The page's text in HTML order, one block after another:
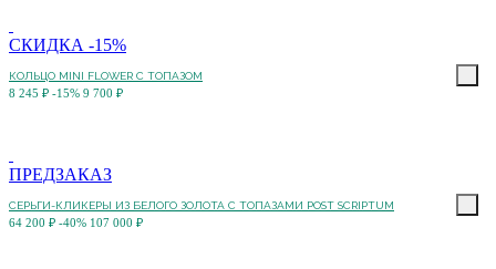
СКИДКА -15%
КОЛЬЦО MINI FLOWER С ТОПАЗОМ
8 245 ₽ -15% 9 700 ₽
ПРЕДЗАКАЗ
СЕРЬГИ-КЛИКЕРЫ ИЗ БЕЛОГО ЗОЛОТА С ТОПАЗАМИ POST SCRIPTUM
64 200 ₽ -40% 107 000 ₽